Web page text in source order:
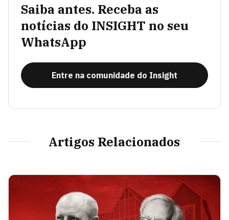
Saiba antes. Receba as
notícias do INSIGHT no seu
WhatsApp
Entre na comunidade do Insight
Artigos Relacionados